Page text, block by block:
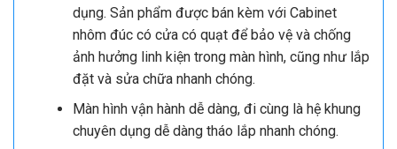
dụng. Sản phẩm được bán kèm với Cabinet
nhôm đúc có cửa có quạt để bảo vệ và chống
ảnh hưởng linh kiện trong màn hình, cũng như lắp
đặt và sửa chữa nhanh chóng.
Màn hình vận hành dễ dàng, đi cùng là hệ khung
chuyên dụng dễ dàng tháo lắp nhanh chóng.